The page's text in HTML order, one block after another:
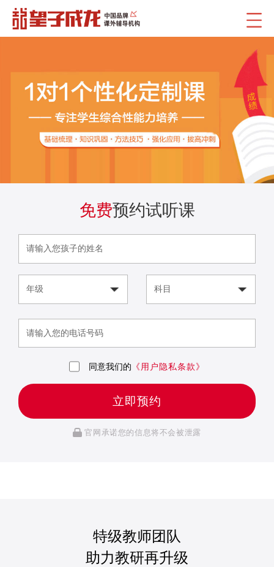
免费预约试听课
同意我们的 《用户隐私条款》
立即预约
官网承诺您的信息将不会被泄露
特级教师团队
助力教研再升级